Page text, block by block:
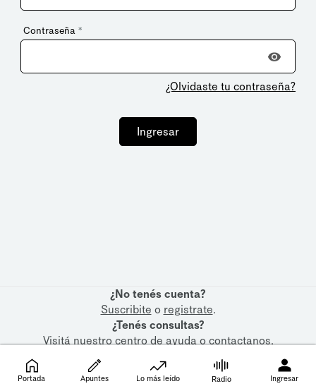
Contraseña *
¿Olvidaste tu contraseña?
Ingresar
¿No tenés cuenta?
Suscribite o registrate.
¿Tenés consultas?
Visitá nuestrocentro de ayudaocontactanos.
Portada Apuntes Lo más leído Radio Ingresar